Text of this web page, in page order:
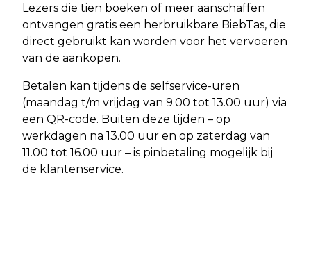
Lezers die tien boeken of meer aanschaffen
ontvangen gratis een herbruikbare BiebTas, die
direct gebruikt kan worden voor het vervoeren
van de aankopen.
Betalen kan tijdens de selfservice-uren
(maandag t/m vrijdag van 9.00 tot 13.00 uur) via
een QR-code. Buiten deze tijden – op
werkdagen na 13.00 uur en op zaterdag van
11.00 tot 16.00 uur – is pinbetaling mogelijk bij
de klantenservice.